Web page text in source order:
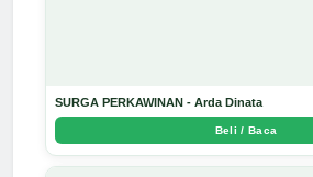
SURGA PERKAWINAN - Arda Dinata
Beli / Baca